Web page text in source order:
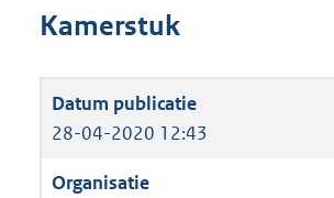
Kamerstuk
28-04-2020 12:43